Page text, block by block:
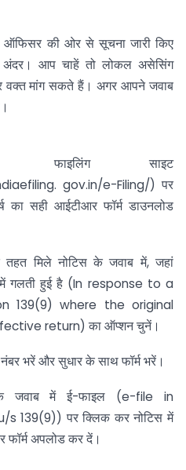
की ओर से सूचना जारी किए
आप चाहें तो लोकल असेसिंग
मांग सकते हैं। अगर आपने जवाब
फाइलिंग साइट
gov.in/e-Filing/) पर
सही आईटीआर फॉर्म डाउनलोड
मिले नोटिस के जवाब में, जहां
में गलती हुई है (In response to a
139(9) where the original
return) का ऑप्शन चुनें।
भरें और सुधार के साथ फॉर्म भरें।
के जवाब में ई-फाइल (e-file in
139(9)) पर क्लिक कर नोटिस में
फॉर्म अपलोड कर दें।